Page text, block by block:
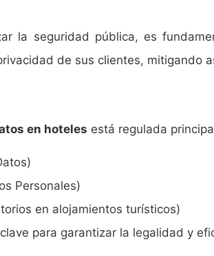
la seguridad pública, es
de sus clientes, mitigando
en hoteles está regulada
Personales)
en alojamientos turísticos)
para garantizar la legalidad y